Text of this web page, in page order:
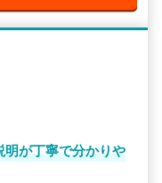
が丁寧で分かりや